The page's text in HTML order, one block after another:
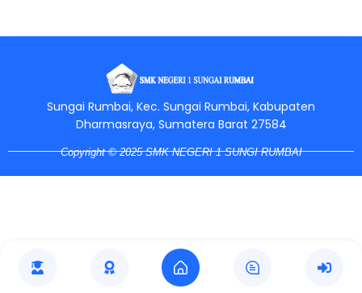
Sungai Rumbai, Kec. Sungai Rumbai, Kabupaten
Dharmasraya, Sumatera Barat 27584
Copyright © 2025 SMK NEGERI 1 SUNGI RUMBAI